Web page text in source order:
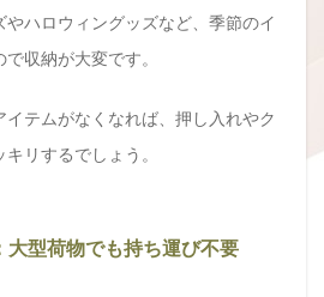
やハロウィングッズなど、季節のイ
収納が大変です。
イテムがなくなれば、押し入れやク
リするでしょう。
大型荷物でも持ち運び不要